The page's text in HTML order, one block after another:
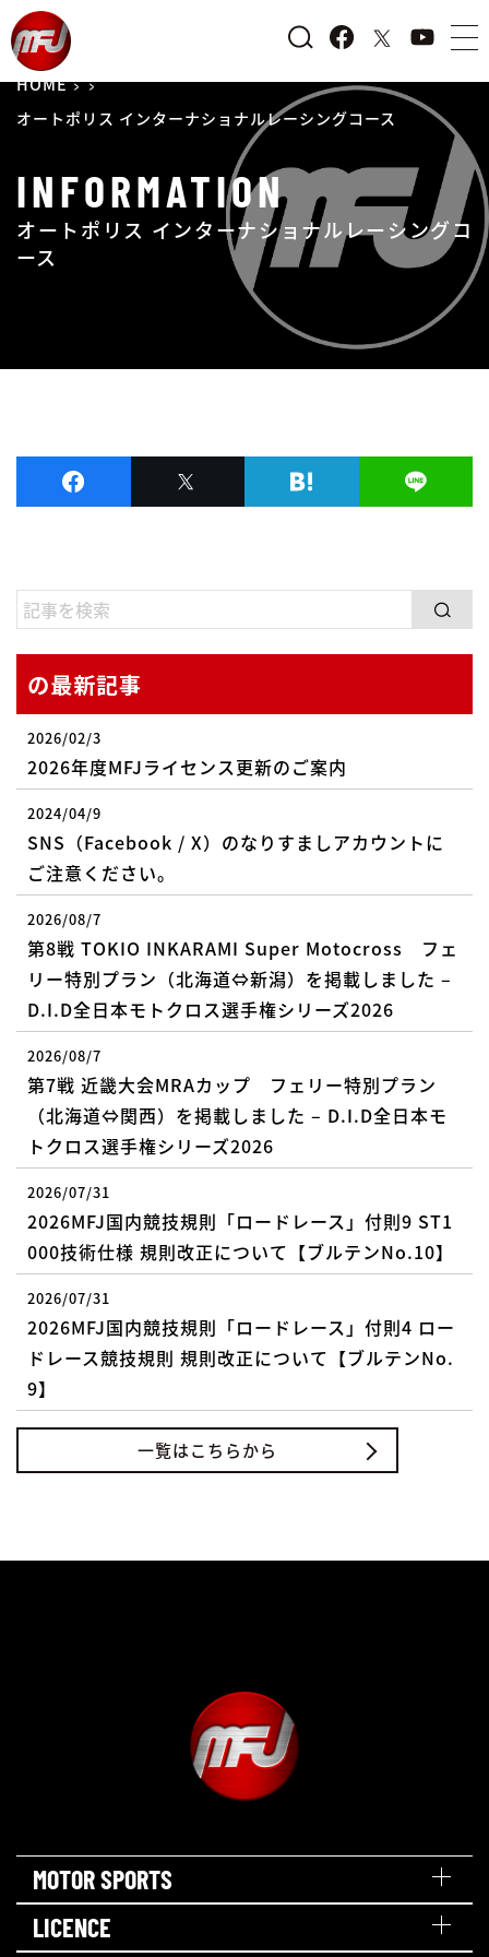
HOME
オートポリス インターナショナルレーシングコース
INFORMATION
オートポリス インターナショナルレーシングコ
ース
の最新記事
2026/02/3
2026年度MFJライセンス更新のご案内
2024/04/9
SNS（Facebook / X）のなりすましアカウントに
ご注意ください。
2026/08/7
第8戦 TOKIO INKARAMI Super Motocross フェ
リー特別プラン（北海道⇔新潟）を掲載しました –
D.I.D全日本モトクロス選手権シリーズ2026
2026/08/7
第7戦 近畿大会MRAカップ フェリー特別プラン
（北海道⇔関西）を掲載しました – D.I.D全日本モ
トクロス選手権シリーズ2026
2026/07/31
2026MFJ国内競技規則「ロードレース」付則9 ST1
000技術仕様 規則改正について【ブルテンNo.10】
2026/07/31
2026MFJ国内競技規則「ロードレース」付則4 ロー
ドレース競技規則 規則改正について【ブルテンNo.
9】
一覧はこちらから
MOTOR SPORTS
LICENCE